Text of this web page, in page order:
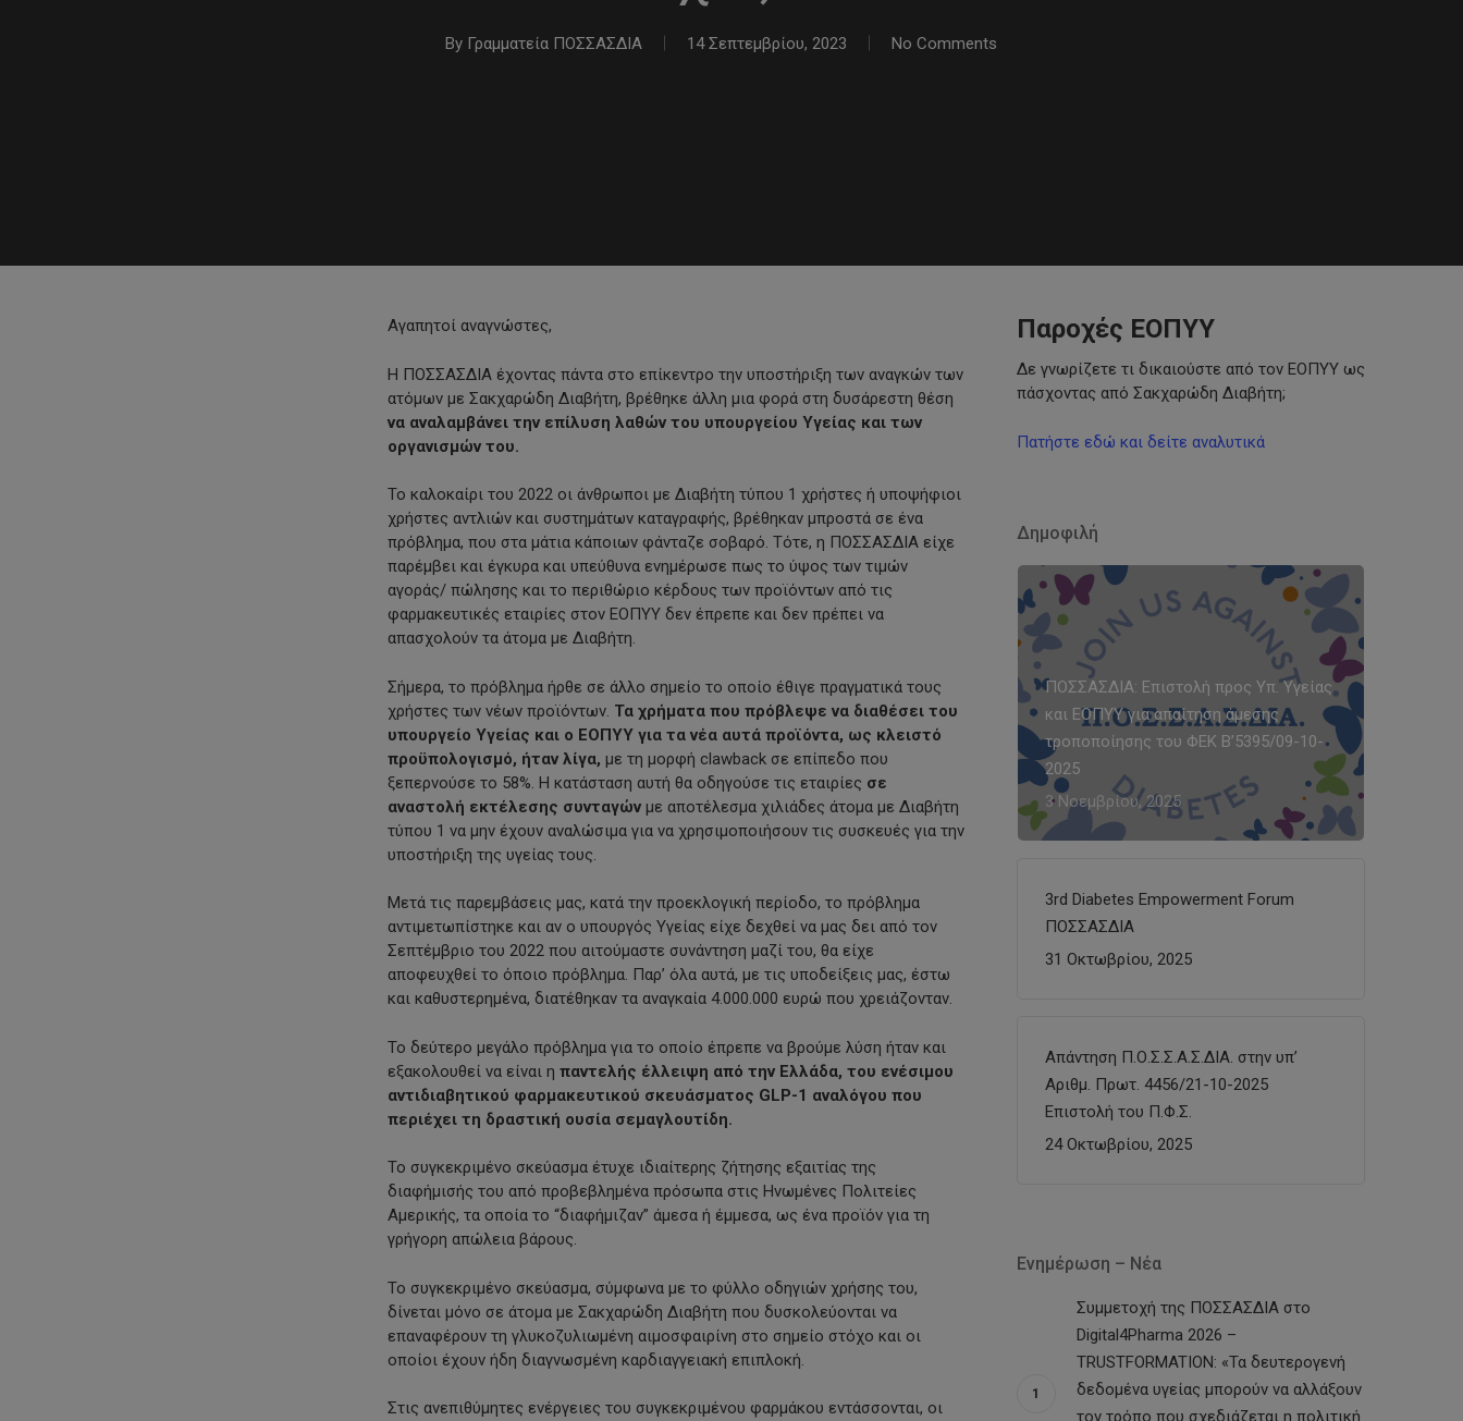
By Γραμματεία ΠΟΣΣΑΣΔΙΑ 14 Σεπτεμβρίου, 2023 No Comments
Αγαπητοί αναγνώστες,
Η ΠΟΣΣΑΣΔΙΑ έχοντας πάντα στο επίκεντρο την υποστήριξη των αναγκών των
ατόμων με Σακχαρώδη Διαβήτη, βρέθηκε άλλη μια φορά στη δυσάρεστη θέση
να αναλαμβάνει την επίλυση λαθών του υπουργείου Υγείας και των
οργανισμών του.
Το καλοκαίρι του 2022 οι άνθρωποι με Διαβήτη τύπου 1 χρήστες ή υποψήφιοι
χρήστες αντλιών και συστημάτων καταγραφής, βρέθηκαν μπροστά σε ένα
πρόβλημα, που στα μάτια κάποιων φάνταζε σοβαρό. Τότε, η ΠΟΣΣΑΣΔΙΑ είχε
παρέμβει και έγκυρα και υπεύθυνα ενημέρωσε πως το ύψος των τιμών
αγοράς/ πώλησης και το περιθώριο κέρδους των προϊόντων από τις
φαρμακευτικές εταιρίες στον ΕΟΠΥΥ δεν έπρεπε και δεν πρέπει να
απασχολούν τα άτομα με Διαβήτη.
Σήμερα, το πρόβλημα ήρθε σε άλλο σημείο το οποίο έθιγε πραγματικά τους
χρήστες των νέων προϊόντων. Τα χρήματα που πρόβλεψε να διαθέσει του
υπουργείο Υγείας και ο ΕΟΠΥΥ για τα νέα αυτά προϊόντα, ως κλειστό
προϋπολογισμό, ήταν λίγα, με τη μορφή clawback σε επίπεδο που
ξεπερνούσε το 58%. Η κατάσταση αυτή θα οδηγούσε τις εταιρίες σε
αναστολή εκτέλεσης συνταγών με αποτέλεσμα χιλιάδες άτομα με Διαβήτη
τύπου 1 να μην έχουν αναλώσιμα για να χρησιμοποιήσουν τις συσκευές για την
υποστήριξη της υγείας τους.
Μετά τις παρεμβάσεις μας, κατά την προεκλογική περίοδο, το πρόβλημα
αντιμετωπίστηκε και αν ο υπουργός Υγείας είχε δεχθεί να μας δει από τον
Σεπτέμβριο του 2022 που αιτούμαστε συνάντηση μαζί του, θα είχε
αποφευχθεί το όποιο πρόβλημα. Παρ’ όλα αυτά, με τις υποδείξεις μας, έστω
και καθυστερημένα, διατέθηκαν τα αναγκαία 4.000.000 ευρώ που χρειάζονταν.
Το δεύτερο μεγάλο πρόβλημα για το οποίο έπρεπε να βρούμε λύση ήταν και
εξακολουθεί να είναι η παντελής έλλειψη από την Ελλάδα, του ενέσιμου
αντιδιαβητικού φαρμακευτικού σκευάσματος GLP-1 αναλόγου που
περιέχει τη δραστική ουσία σεμαγλουτίδη.
Το συγκεκριμένο σκεύασμα έτυχε ιδιαίτερης ζήτησης εξαιτίας της
διαφήμισής του από προβεβλημένα πρόσωπα στις Ηνωμένες Πολιτείες
Αμερικής, τα οποία το “διαφήμιζαν” άμεσα ή έμμεσα, ως ένα προϊόν για τη
γρήγορη απώλεια βάρους.
Το συγκεκριμένο σκεύασμα, σύμφωνα με το φύλλο οδηγιών χρήσης του,
δίνεται μόνο σε άτομα με Σακχαρώδη Διαβήτη που δυσκολεύονται να
επαναφέρουν τη γλυκοζυλιωμένη αιμοσφαιρίνη στο σημείο στόχο και οι
οποίοι έχουν ήδη διαγνωσμένη καρδιαγγειακή επιπλοκή.
Στις ανεπιθύμητες ενέργειες του συγκεκριμένου φαρμάκου εντάσσονται, οι
Παροχές ΕΟΠΥΥ
Δε γνωρίζετε τι δικαιούστε από τον ΕΟΠΥΥ ως
πάσχοντας από Σακχαρώδη Διαβήτη;
Πατήστε εδώ και δείτε αναλυτικά
Δημοφιλή
ΠΟΣΣΑΣΔΙΑ: Επιστολή προς Υπ. Υγείας
και ΕΟΠΥΥ για απαίτηση άμεσης
τροποποίησης του ΦΕΚ Β’5395/09-10-
2025
3 Νοεμβρίου, 2025
3rd Diabetes Empowerment Forum
ΠΟΣΣΑΣΔΙΑ
31 Οκτωβρίου, 2025
Απάντηση Π.Ο.Σ.Σ.Α.Σ.ΔΙΑ. στην υπ’
Αριθμ. Πρωτ. 4456/21-10-2025
Επιστολή του Π.Φ.Σ.
24 Οκτωβρίου, 2025
Ενημέρωση – Νέα
Συμμετοχή της ΠΟΣΣΑΣΔΙΑ στο
Digital4Pharma 2026 –
TRUSTFORMATION: «Τα δευτερογενή
δεδομένα υγείας μπορούν να αλλάξουν
τον τρόπο που σχεδιάζεται η πολιτική